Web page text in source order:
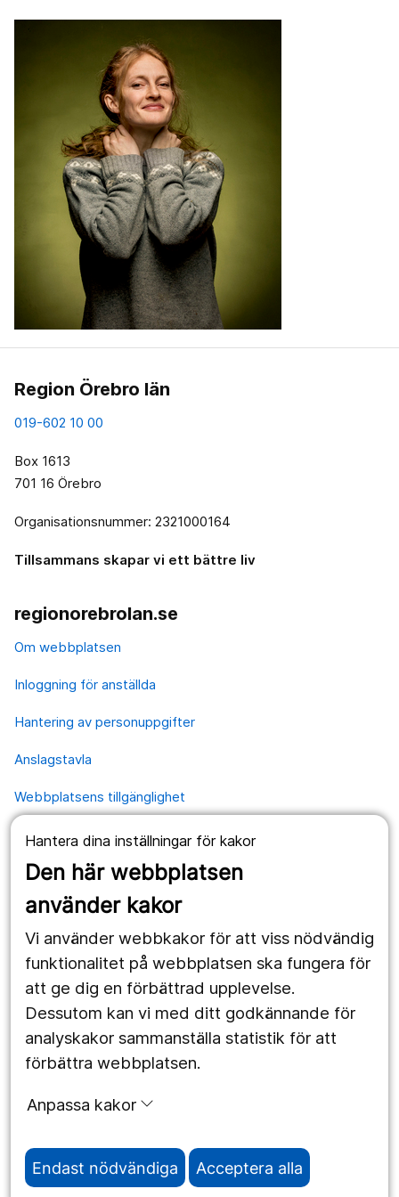
Hantera dina inställningar för kakor
Den här webbplatsen
använder kakor
Vi använder webbkakor för att viss nödvändig
funktionalitet på webbplatsen ska fungera för
att ge dig en förbättrad upplevelse.
Dessutom kan vi med ditt godkännande för
analyskakor sammanställa statistik för att
förbättra webbplatsen.
Anpassa kakor
Endast nödvändiga Acceptera alla
Region Örebro län
019-602 10 00
Box 1613
701 16 Örebro
Organisationsnummer: 2321000164
Tillsammans skapar vi ett bättre liv
regionorebrolan.se
Om webbplatsen
Inloggning för anställda
Hantering av personuppgifter
Anslagstavla
Webbplatsens tillgänglighet
Våra webbplatser
1177.se
Vårdgivare
Följ oss
Facebook